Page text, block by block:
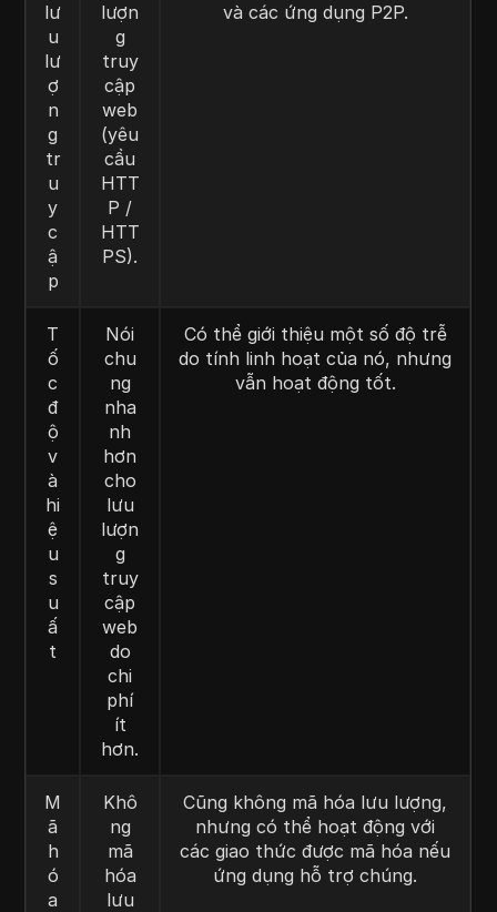
lư
u
lư
ợ
n
g
tr
u
y
c
ậ
p
lượn
g
truy
cập
web
(yêu
cầu
HTT
P /
HTT
PS).
và các ứng dụng P2P.
T
ố
c
đ
ộ
v
à
hi
ệ
u
s
u
ấ
t
Nói
chu
ng
nha
nh
hơn
cho
lưu
lượn
g
truy
cập
web
do
chi
phí
ít
hơn.
Có thể giới thiệu một số độ trễ
do tính linh hoạt của nó, nhưng
vẫn hoạt động tốt.
M
ã
h
ó
a
Khô
ng
mã
hóa
lưu
Cũng không mã hóa lưu lượng,
nhưng có thể hoạt động với
các giao thức được mã hóa nếu
ứng dụng hỗ trợ chúng.